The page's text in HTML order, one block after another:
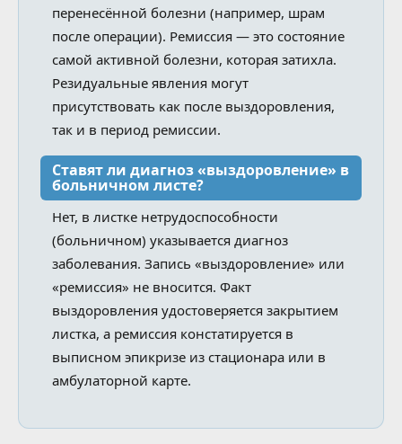
перенесённой болезни (например, шрам
после операции). Ремиссия — это состояние
самой активной болезни, которая затихла.
Резидуальные явления могут
присутствовать как после выздоровления,
так и в период ремиссии.
Ставят ли диагноз «выздоровление» в
больничном листе?
Нет, в листке нетрудоспособности
(больничном) указывается диагноз
заболевания. Запись «выздоровление» или
«ремиссия» не вносится. Факт
выздоровления удостоверяется закрытием
листка, а ремиссия констатируется в
выписном эпикризе из стационара или в
амбулаторной карте.